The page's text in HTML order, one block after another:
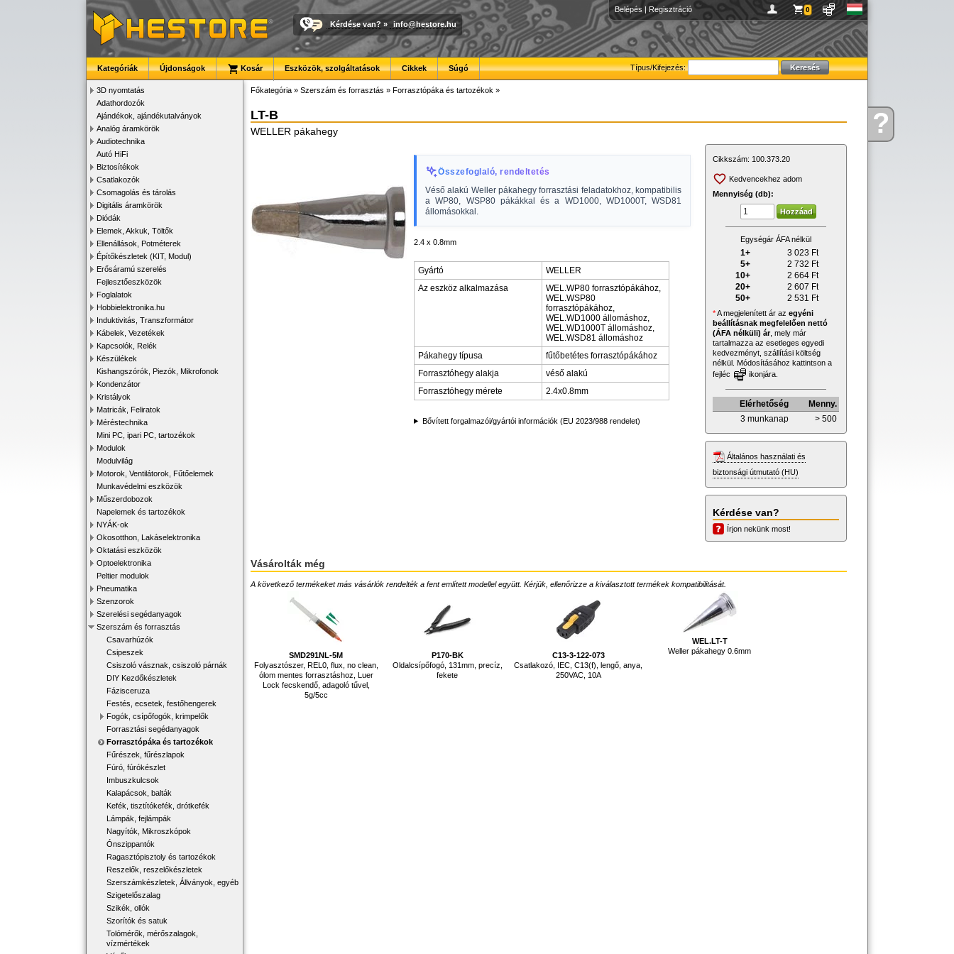
Kérdése?
Belépés | Regisztráció 0
Kérdése van? » info@hestore.hu
Típus/Kifejezés:
Kategóriák Újdonságok Kosár Eszközök, szolgáltatások Cikkek Súgó
3D nyomtatás
Adathordozók
Ajándékok, ajándékutalványok
Analóg áramkörök
Audiotechnika
Autó HiFi
Biztosítékok
Csatlakozók
Csomagolás és tárolás
Digitális áramkörök
Diódák
Elemek, Akkuk, Töltők
Ellenállások, Potméterek
Építőkészletek (KIT, Modul)
Erősáramú szerelés
Fejlesztőeszközök
Foglalatok
Hobbielektronika.hu
Induktivitás, Transzformátor
Kábelek, Vezetékek
Kapcsolók, Relék
Készülékek
Kishangszórók, Piezók, Mikrofonok
Kondenzátor
Kristályok
Matricák, Feliratok
Méréstechnika
Mini PC, ipari PC, tartozékok
Modulok
Modulvilág
Motorok, Ventilátorok, Fűtőelemek
Munkavédelmi eszközök
Műszerdobozok
Napelemek és tartozékok
NYÁK-ok
Okosotthon, Lakáselektronika
Oktatási eszközök
Optoelektronika
Peltier modulok
Pneumatika
Szenzorok
Szerelési segédanyagok
Szerszám és forrasztás
Csavarhúzók
Csipeszek
Csiszoló vásznak, csiszoló párnák
DIY Kezdőkészletek
Fázisceruza
Festés, ecsetek, festőhengerek
Fogók, csípőfogók, krimpelők
Forrasztási segédanyagok
Forrasztópáka és tartozékok
Fűrészek, fűrészlapok
Fúró, fúrókészlet
Imbuszkulcsok
Kalapácsok, balták
Kefék, tisztítókefék, drótkefék
Lámpák, fejlámpák
Nagyítók, Mikroszkópok
Ónszippantók
Ragasztópisztoly és tartozékok
Reszelők, reszelőkészletek
Szerszámkészletek, Állványok, egyéb
Szigetelőszalag
Szikék, ollók
Szorítók és satuk
Tolómérők, mérőszalagok,
vízmértékek
Főkategória » Szerszám és forrasztás » Forrasztópáka és tartozékok »
LT-B
WELLER pákahegy
Összefoglaló, rendeltetés
Véső alakú Weller pákahegy forrasztási feladatokhoz, kompatibilis
a WP80, WSP80 pákákkal és a WD1000, WD1000T, WSD81
állomásokkal.
2.4 x 0.8mm
Gyártó
WELLER
Az eszköz alkalmazása
WEL.WP80 forrasztópákához,
WEL.WSP80
forrasztópákához,
WEL.WD1000 állomáshoz,
WEL.WD1000T állomáshoz,
WEL.WSD81 állomáshoz
Pákahegy típusa
fűtőbetétes forrasztópákához
Forrasztóhegy alakja
véső alakú
Forrasztóhegy mérete
2.4x0.8mm
Bővített forgalmazói/gyártói információk (EU 2023/988 rendelet)
Cikkszám: 100.373.20
Kedvencekhez adom
Mennyiség (db):
Egységár ÁFA nélkül
1+ 3 023 Ft
5+
2 732 Ft
10+
2 664 Ft
20+
2 607 Ft
50+
2 531 Ft
*A megjelenített ár az egyéni
beállításnak megfelelően nettó
(ÁFA nélküli) ár, mely már
tartalmazza az esetleges egyedi
kedvezményt, szállítási költség
nélkül. Módosításához kattintson a
fejléc
ikonjára.
Elérhetőség
Menny.
3 munkanap
> 500
Általános használati és
biztonsági útmutató (HU)
Kérdése van?
Írjon nekünk most!
Vásárolták még
A következő termékeket más vásárlók rendelték a fent említett modellel együtt. Kérjük, ellenőrizze a kiválasztott termékek kompatibilitását.
SMD291NL-5M
Folyasztószer, REL0, flux, no clean,
ólom mentes forrasztáshoz, Luer
Lock fecskendő, adagoló tűvel,
5g/5cc
P170-BK
Oldalcsípőfogó, 131mm, precíz,
fekete
C13-3-122-073
Csatlakozó, IEC, C13(f), lengő, anya,
250VAC, 10A
WEL.LT-T
Weller pákahegy 0.6mm